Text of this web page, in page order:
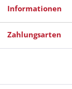
Informationen
Zahlungsarten